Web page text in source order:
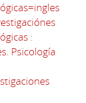
:
Psicología